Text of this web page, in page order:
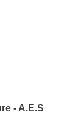
- A.E.S